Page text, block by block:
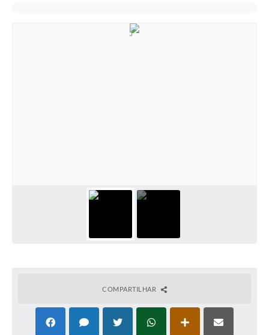
Sistema de Protocolo
Contratos
COMPARTILHAR